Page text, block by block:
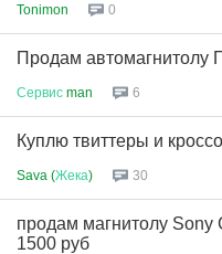
Tonimon 0
Продам автомагнитолу
Сервис man 6
Куплю твиттеры и
Sava (Жека) 30
продам магнитолу Sony
1500 руб